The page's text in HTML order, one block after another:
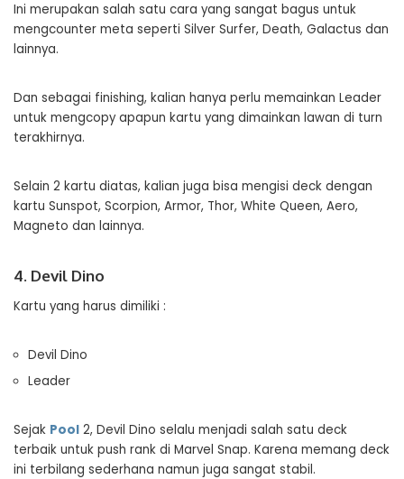
Ini merupakan salah satu cara yang sangat bagus untuk
mengcounter meta seperti Silver Surfer, Death, Galactus dan
lainnya.
Dan sebagai finishing, kalian hanya perlu memainkan Leader
untuk mengcopy apapun kartu yang dimainkan lawan di turn
terakhirnya.
Selain 2 kartu diatas, kalian juga bisa mengisi deck dengan
kartu Sunspot, Scorpion, Armor, Thor, White Queen, Aero,
Magneto dan lainnya.
4. Devil Dino
Kartu yang harus dimiliki :
Devil Dino
Leader
Sejak Pool 2, Devil Dino selalu menjadi salah satu deck
terbaik untuk push rank di Marvel Snap. Karena memang deck
ini terbilang sederhana namun juga sangat stabil.